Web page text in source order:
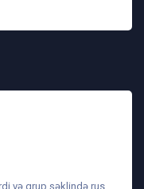
və qrup şəklində rus